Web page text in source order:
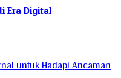
Era Digital